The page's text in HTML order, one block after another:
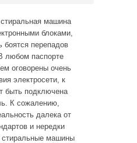
машина
блоками,
боятся перепадов
любом паспорте
оговорены очень
электросети, к
быть подключена
К сожалению,
далека от
и нередки
стиральные машины